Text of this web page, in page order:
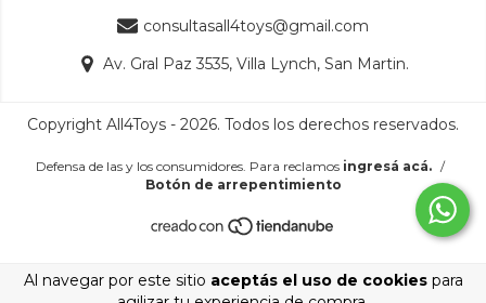
Al navegar por este sitio aceptás el uso de cookiespara
consultasall4toys@gmail.com
Av. Gral Paz 3535, Villa Lynch, San Martin.
Copyright All4Toys - 2026. Todos los derechos reservados.
Defensa de las y los consumidores. Para reclamos ingresá acá. /
Botón de arrepentimiento